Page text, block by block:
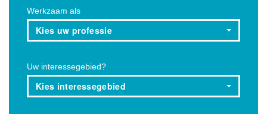
Werkzaam als
Kies uw professie
Uw interessegebied?
Kies interessegebied